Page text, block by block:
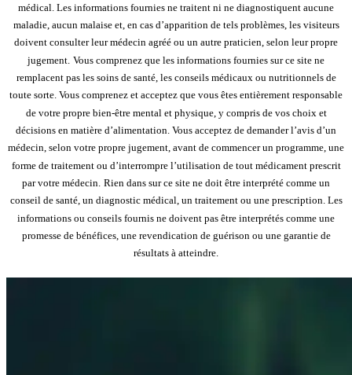
médical. Les informations fournies ne traitent ni ne diagnostiquent aucune
maladie, aucun malaise et, en cas d’apparition de tels problèmes, les visiteurs
doivent consulter leur médecin agréé ou un autre praticien, selon leur propre
jugement. Vous comprenez que les informations fournies sur ce site ne
remplacent pas les soins de santé, les conseils médicaux ou nutritionnels de
toute sorte. Vous comprenez et acceptez que vous êtes entièrement responsable
de votre propre bien-être mental et physique, y compris de vos choix et
décisions en matière d’alimentation. Vous acceptez de demander l’avis d’un
médecin, selon votre propre jugement, avant de commencer un programme, une
forme de traitement ou d’interrompre l’utilisation de tout médicament prescrit
par votre médecin. Rien dans sur ce site ne doit être interprété comme un
conseil de santé, un diagnostic médical, un traitement ou une prescription. Les
informations ou conseils fournis ne doivent pas être interprétés comme une
promesse de bénéfices, une revendication de guérison ou une garantie de
résultats à atteindre.